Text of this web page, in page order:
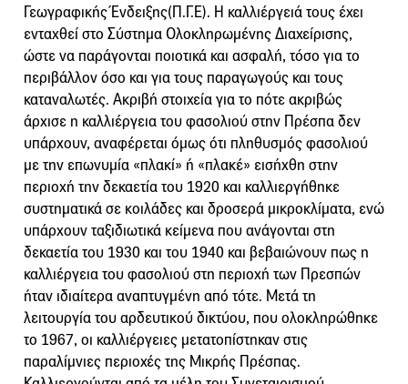
Γεωγραφικής Ένδειξης(Π.Γ.Ε). Η καλλιέργειά τους έχει
ενταχθεί στο Σύστημα Ολοκληρωμένης Διαχείρισης,
ώστε να παράγονται ποιοτικά και ασφαλή, τόσο για το
περιβάλλον όσο και για τους παραγωγούς και τους
καταναλωτές. Ακριβή στοιχεία για το πότε ακριβώς
άρχισε η καλλιέργεια του φασολιού στην Πρέσπα δεν
υπάρχουν, αναφέρεται όμως ότι πληθυσμός φασολιού
με την επωνυμία «πλακί» ή «πλακέ» εισήχθη στην
περιοχή την δεκαετία του 1920 και καλλιεργήθηκε
συστηματικά σε κοιλάδες και δροσερά μικροκλίματα, ενώ
υπάρχουν ταξιδιωτικά κείμενα που ανάγονται στη
δεκαετία του 1930 και του 1940 και βεβαιώνουν πως η
καλλιέργεια του φασολιού στη περιοχή των Πρεσπών
ήταν ιδιαίτερα αναπτυγμένη από τότε. Μετά τη
λειτουργία του αρδευτικού δικτύου, που ολοκληρώθηκε
το 1967, οι καλλιέργειες μετατοπίστηκαν στις
παραλίμνιες περιοχές της Μικρής Πρέσπας.